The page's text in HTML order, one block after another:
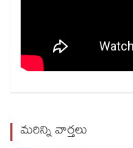
మరిన్ని వార్తలు